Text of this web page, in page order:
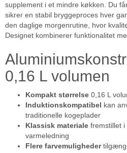
supplement i et mindre køkken. Du
sikrer en stabil bryggeproces hver
den daglige morgenrutine, hvor
Designet kombinerer funktionalitet
0,16 L volumen
Kompakt størrelse 0,16 L
Induktionskompatibel kan
traditionelle kogeplader
Klassisk materiale fremstillet
varmeledning
Flere farvemuligheder